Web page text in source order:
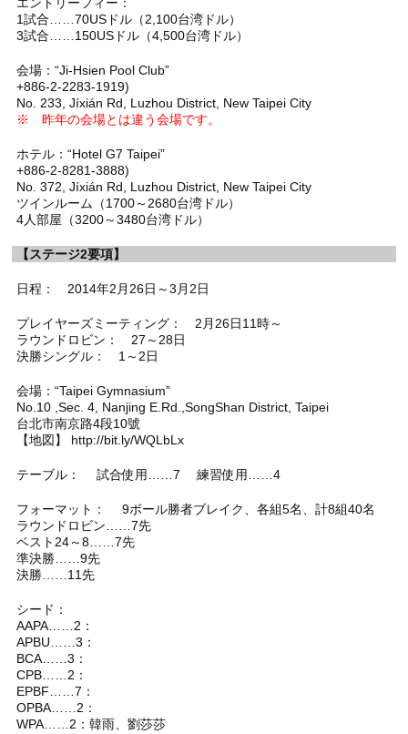
1試合……70USドル（2,100台湾ドル）
3試合……150USドル（4,500台湾ドル）
会場：“Ji-Hsien Pool Club”
+886-2-2283-1919)
No. 233, Jíxián Rd, Luzhou District, New Taipei City
※ 昨年の会場とは違う会場です。
ホテル：“Hotel G7 Taipei”
+886-2-8281-3888)
No. 372, Jíxián Rd, Luzhou District, New Taipei City
ツインルーム（1700～2680台湾ドル）
4人部屋（3200～3480台湾ドル）
【ステージ2要項】
日程： 2014年2月26日～3月2日
プレイヤーズミーティング： 2月26日11時～
ラウンドロビン： 27～28日
決勝シングル： 1～2日
会場：“Taipei Gymnasium”
No.10 ,Sec. 4, Nanjing E.Rd.,SongShan District, Taipei
台北市南京路4段10號
【地図】 http://bit.ly/WQLbLx
テーブル： 試合使用……7 練習使用……4
フォーマット： 9ボール勝者ブレイク、各組5名、計8組40名
ラウンドロビン……7先
ベスト24～8……7先
準決勝……9先
決勝……11先
シード：
AAPA……2：
APBU……3：
BCA……3：
CPB……2：
EPBF……7：
OPBA……2：
WPA……2：韓雨、劉莎莎